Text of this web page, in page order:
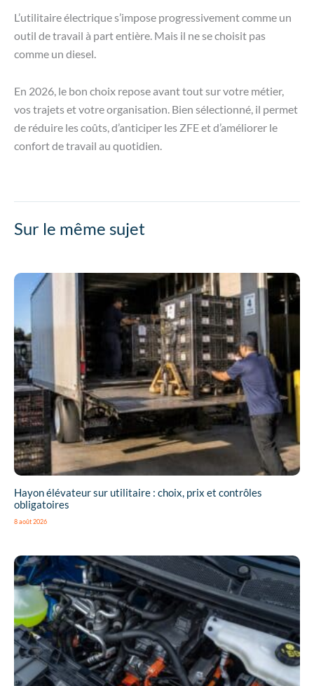
L’utilitaire électrique s’impose progressivement comme un
outil de travail à part entière. Mais il ne se choisit pas
comme un diesel.
En 2026, le bon choix repose avant tout sur votre métier,
vos trajets et votre organisation. Bien sélectionné, il permet
de réduire les coûts, d’anticiper les ZFE et d’améliorer le
confort de travail au quotidien.
Sur le même sujet
Hayon élévateur sur utilitaire : choix, prix et contrôles
obligatoires
8 août 2026